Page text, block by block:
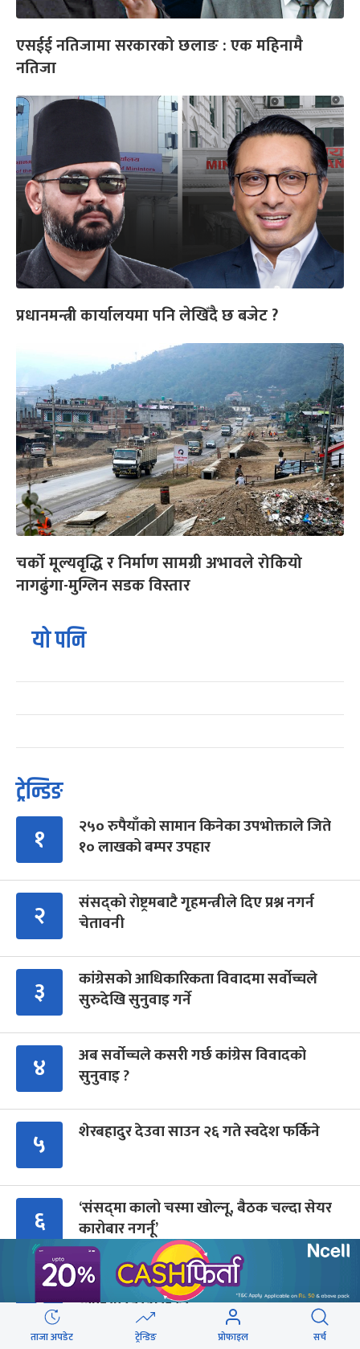
एसईई नतिजामा सरकारको छलाङ : एक महिनामै
नतिजा
प्रधानमन्त्री कार्यालयमा पनि लेखिँदै छ बजेट ?
चर्को मूल्यवृद्धि र निर्माण सामग्री अभावले रोकियो
नागढुंगा-मुग्लिन सडक विस्तार
यो पनि
ट्रेन्डिङ
१
२५० रुपैयाँको सामान किनेका उपभोक्ताले जिते
१० लाखको बम्पर उपहार
२
संसद्को रोष्ट्रमबाटै गृहमन्त्रीले दिए प्रश्न नगर्न
चेतावनी
३
कांग्रेसको आधिकारिकता विवादमा सर्वोच्चले
सुरुदेखि सुनुवाइ गर्ने
४
अब सर्वोच्चले कसरी गर्छ कांग्रेस विवादको
सुनुवाइ ?
५ शेरबहादुर देउवा साउन २६ गते स्वदेश फर्किने
६
‘संसद्‍मा कालो चस्मा खोल्नू, बैठक चल्दा सेयर
कारोबार नगर्नू’
७
ब्रोड पिकमा ज्यान गुमाएका युक्तको शव काठमाडौं
ल्याइयो (तस्वीरहरू)
ताजा अपडेट ट्रेन्डिङ प्रोफाइल सर्च